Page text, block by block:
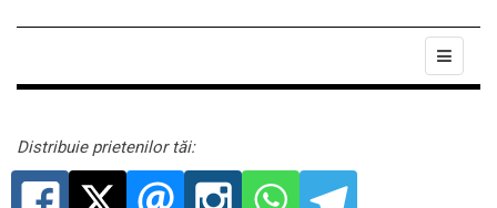
Distribuie prietenilor tăi: